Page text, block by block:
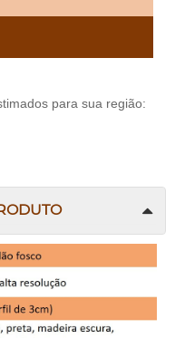
para sua região: